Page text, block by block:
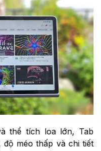
thể tích loa lớn, Tab
độ méo thấp và chi tiết